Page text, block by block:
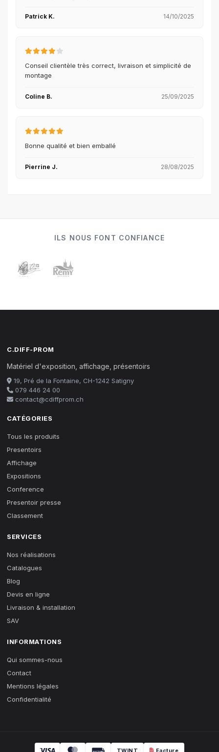
Patrick K. 14/10/2025
Conseil clientèle très correct, livraison et simplicité de
montage
Coline B. 25/09/2025
Bonne qualité et bien emballé
Pierrine J. 28/08/2025
ILS NOUS FONT CONFIANCE
C.DIFF-PROM
Matériel d'exposition, affichage, présentoirs
19, Pré de la Fontaine, CH-1242 Satigny
079 446 24 00
contact@cdiffprom.ch
CATÉGORIES
Tous les produits
Presentoirs
Affichage
Expositions
Conference
Presentoir presse
Classement
SERVICES
Nos réalisations
Catalogues
Blog
Devis en ligne
Livraison & installation
SAV
INFORMATIONS
Qui sommes-nous
Contact
Mentions légales
Confidentialité